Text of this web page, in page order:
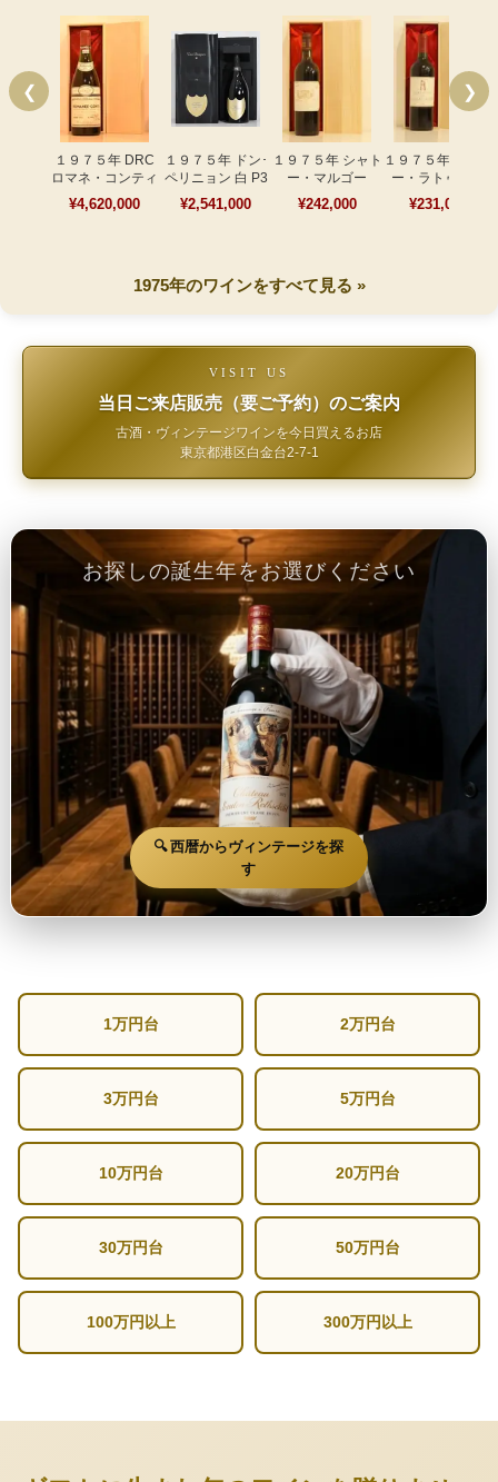
❮
１９７５年 DRC
ロマネ・コンティ
¥4,620,000
１９７５年 ドン･
ペリニョン 白 P3
¥2,541,000
１９７５年 シャト
ー・マルゴー
¥242,000
１９７５年 シャト
ー・ラトゥール
¥231,000
❯
1975年のワインをすべて見る »
VISIT US
当日ご来店販売（要ご予約）のご案内
古酒・ヴィンテージワインを今日買えるお店
東京都港区白金台2-7-1
お探しの誕生年をお選びください
🔍 西暦からヴィンテージを探
す
1万円台 2万円台
3万円台 5万円台
10万円台 20万円台
30万円台 50万円台
100万円以上 300万円以上